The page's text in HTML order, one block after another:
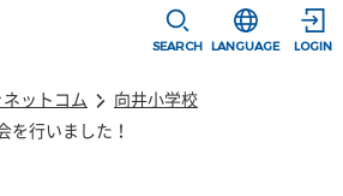
SEARCH
選択すると言
LANGUAGE LOGIN
ットコム
向井小学校
を行いました！